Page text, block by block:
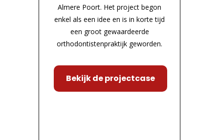
Almere Poort. Het project begon
enkel als een idee en is in korte tijd
een groot gewaardeerde
orthodontistenpraktijk geworden.
Bekijk de projectcase